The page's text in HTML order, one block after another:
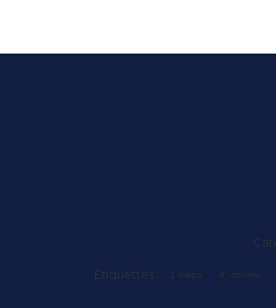
Étiquettes : 1 diapo 3" chrono